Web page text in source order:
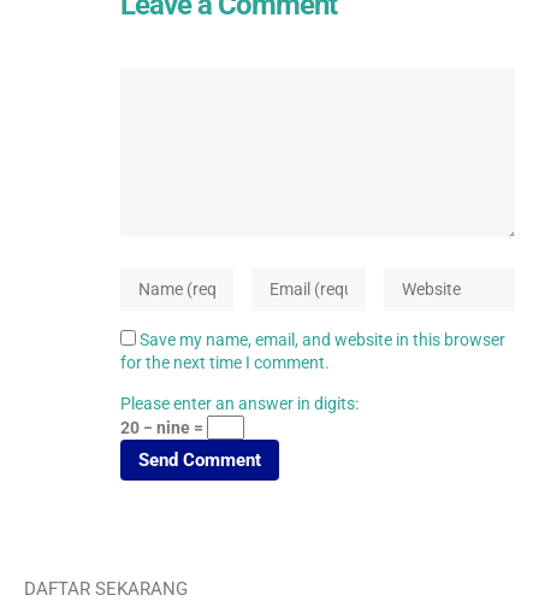
Save my name, email, and website in this browser
for the next time I comment.
Please enter an answer in digits:
20 − nine =
DAFTAR SEKARANG